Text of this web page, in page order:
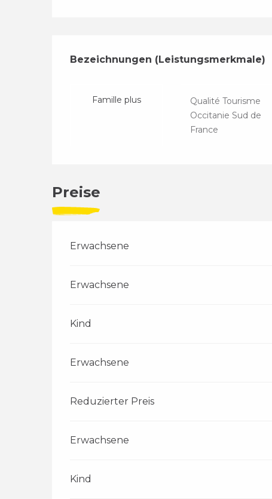
Bezeichnungen (Leistungsmerkmale)
Bezeichnungen (Leistungsmerkmale)
Famille plus
Qualité Tourisme
Occitanie Sud de
France
Preise
Erwachsene
Erwachsene
Kind
Erwachsene
Reduzierter Preis
Erwachsene
Kind